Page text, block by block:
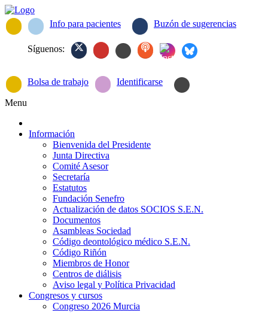
Info para pacientes Buzón de sugerencias
Síguenos:
Bolsa de trabajo Identificarse
Menu
Información
Bienvenida del Presidente
Junta Directiva
Comité Asesor
Secretaría
Estatutos
Fundación Senefro
Actualización de datos SOCIOS S.E.N.
Documentos
Asambleas Sociedad
Código deontológico médico S.E.N.
Código Riñón
Miembros de Honor
Centros de diálisis
Aviso legal y Política Privacidad
Congresos y cursos
Congreso 2026 Murcia